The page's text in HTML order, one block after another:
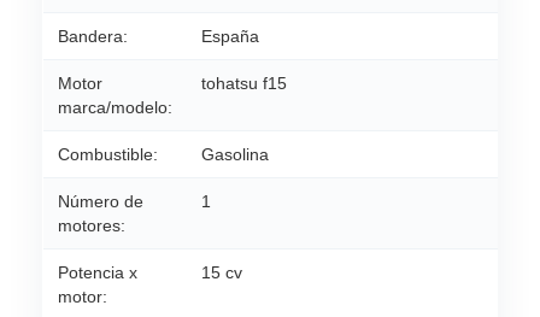
Bandera: España
Motor
marca/modelo:
tohatsu f15
Combustible: Gasolina
Número de
motores:
1
Potencia x
motor:
15 cv